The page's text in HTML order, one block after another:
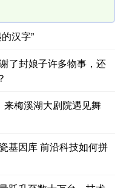
汉字”
了封娘子许多物事，还
梅溪湖大剧院遇见舞
基因库 前沿科技如何拼